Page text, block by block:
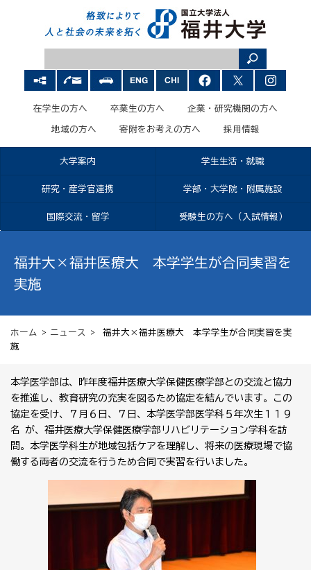
在学生の方へ 卒業生の方へ 企業・研究機関の方へ
地域の方へ 寄附をお考えの方へ 採用情報
大学案内 学生生活・就職
研究・産学官連携 学部・大学院・附属施設
国際交流・留学 受験生の方へ（入試情報）
福井大×福井医療大 本学学生が合同実習を
実施
ホーム > ニュース
> 福井大×福井医療大 本学学生が合同実習を実
施
本学医学部は、昨年度福井医療大学保健医療学部との交流と協力
を推進し、教育研究の充実を図るため協定を結んでいます。この
協定を受け、７月６日、７日、本学医学部医学科５年次生１１９
名 が、福井医療大学保健医療学部リハビリテーション学科を訪
問。本学医学科生が地域包括ケアを理解し、将来の医療現場で協
働する両者の交流を行うため合同で実習を行いました。